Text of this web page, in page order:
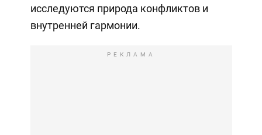
исследуются природа конфликтов и
внутренней гармонии.
РЕКЛАМА